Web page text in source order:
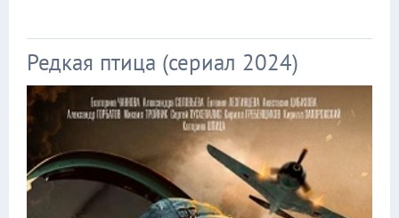
Редкая птица (сериал 2024)